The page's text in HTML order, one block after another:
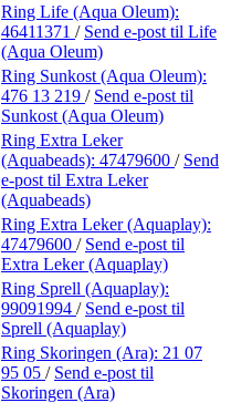
Ring Life (Aqua Oleum):
46411371 / Send e-post til Life
(Aqua Oleum)
Ring Sunkost (Aqua Oleum):
476 13 219 / Send e-post til
Sunkost (Aqua Oleum)
Ring Extra Leker
(Aquabeads): 47479600 / Send
e-post til Extra Leker
(Aquabeads)
Ring Extra Leker (Aquaplay):
47479600 / Send e-post til
Extra Leker (Aquaplay)
Ring Sprell (Aquaplay):
99091994 / Send e-post til
Sprell (Aquaplay)
Ring Skoringen (Ara): 21 07
95 05 / Send e-post til
Skoringen (Ara)